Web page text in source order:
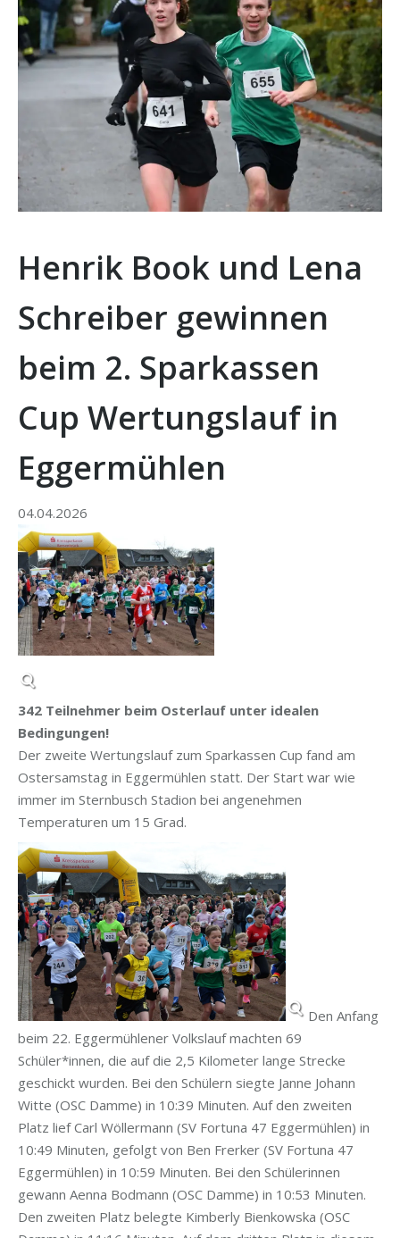
Henrik Book und Lena
Schreiber gewinnen
beim 2. Sparkassen
Cup Wertungslauf in
Eggermühlen
04.​04.​2026
342 Teilnehmer beim Osterlauf unter idealen
Bedingungen!
Der zweite Wertungslauf zum Sparkassen Cup fand am
Ostersamstag in Eggermühlen statt. Der Start war wie
immer im Sternbusch Stadion bei angenehmen
Temperaturen um 15 Grad.
Den Anfang
beim 22. Eggermühlener Volkslauf machten 69
Schüler*innen, die auf die 2,5 Kilometer lange Strecke
geschickt wurden. Bei den Schülern siegte Janne Johann
Witte (OSC Damme) in 10:39 Minuten. Auf den zweiten
Platz lief Carl Wöllermann (SV Fortuna 47 Eggermühlen) in
10:49 Minuten, gefolgt von Ben Frerker (SV Fortuna 47
Eggermühlen) in 10:59 Minuten. Bei den Schülerinnen
gewann Aenna Bodmann (OSC Damme) in 10:53 Minuten.
Den zweiten Platz belegte Kimberly Bienkowska (OSC